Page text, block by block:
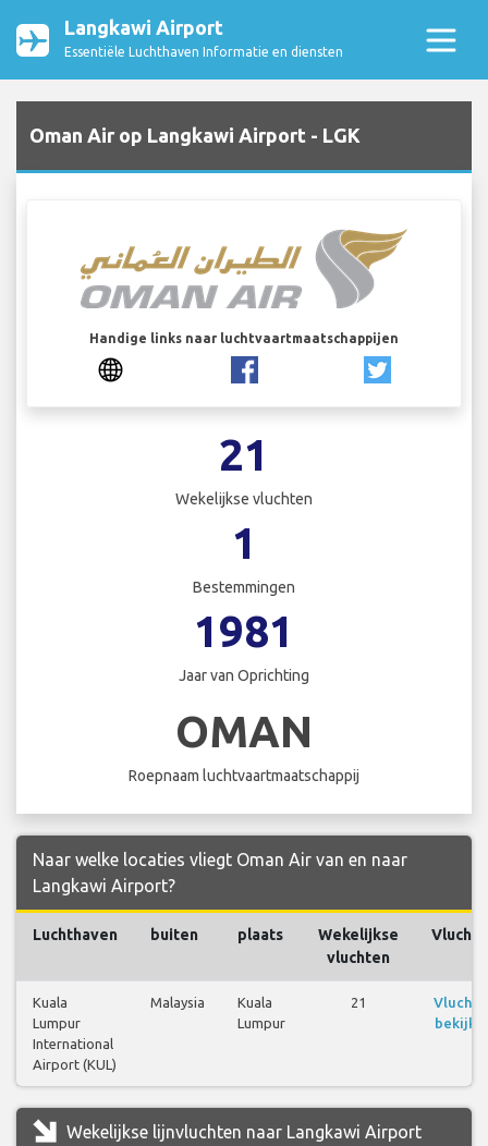
Langkawi Airport
Essentiële Luchthaven Informatie en diensten
Oman Air op Langkawi Airport - LGK
Handige links naar luchtvaartmaatschappijen
21
Wekelijkse vluchten
1
Bestemmingen
1981
Jaar van Oprichting
OMAN
Roepnaam luchtvaartmaatschappij
Naar welke locaties vliegt Oman Air van en naar
Langkawi Airport?
Luchthaven buiten plaats
Wekelijkse
vluchten
Kuala
Lumpur
International
Airport (KUL)
Malaysia
Kuala
Lumpur
21
Wekelijkse lijnvluchten naar Langkawi Airport